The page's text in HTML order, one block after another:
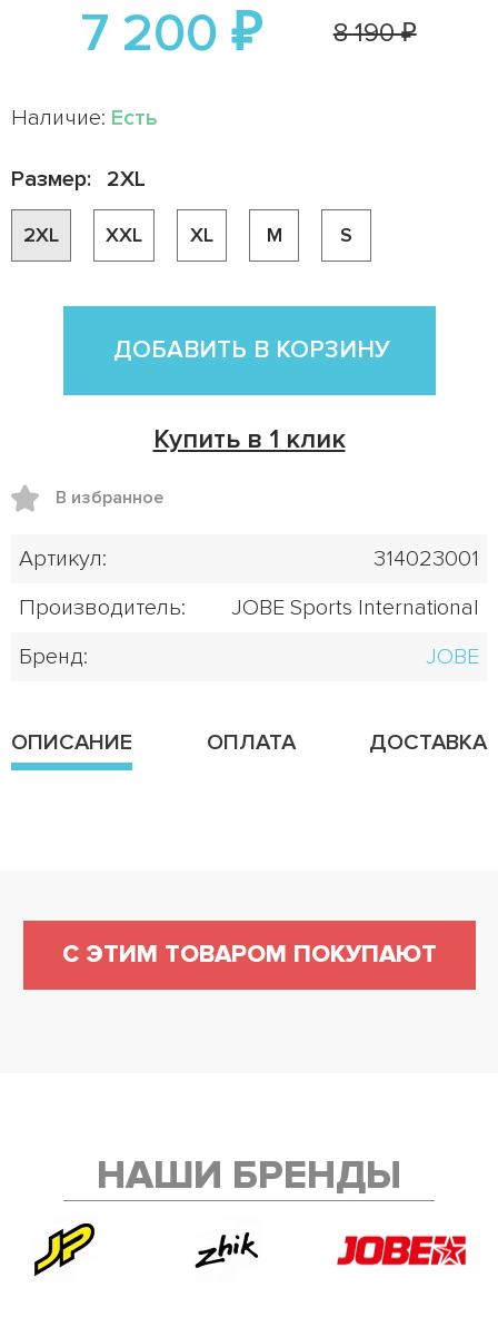
7 200 ₽ 8 190 ₽
Наличие: Есть
Размер: 2XL
2XL XXL XL M S
ДОБАВИТЬ В КОРЗИНУ
Купить в 1 клик
В избранное
Артикул:
314023001
Производитель:
JOBE Sports International
Бренд:
JOBE
ОПИСАНИЕ ОПЛАТА ДОСТАВКА
С ЭТИМ ТОВАРОМ ПОКУПАЮТ
НАШИ БРЕНДЫ